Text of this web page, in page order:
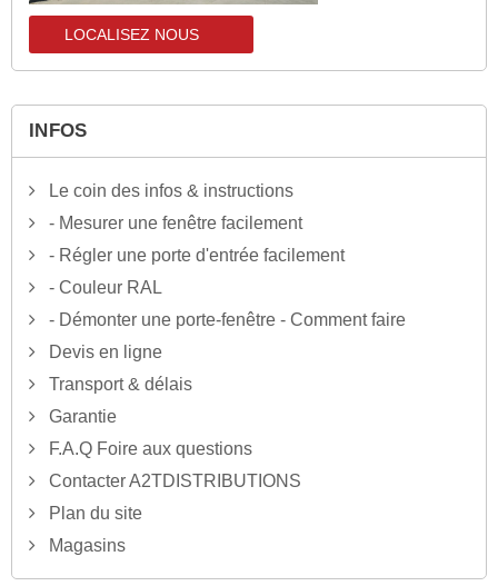
LOCALISEZ NOUS
INFOS
Le coin des infos & instructions
- Mesurer une fenêtre facilement
- Régler une porte d'entrée facilement
- Couleur RAL
- Démonter une porte-fenêtre - Comment faire
Devis en ligne
Transport & délais
Garantie
F.A.Q Foire aux questions
Contacter A2TDISTRIBUTIONS
Plan du site
Magasins